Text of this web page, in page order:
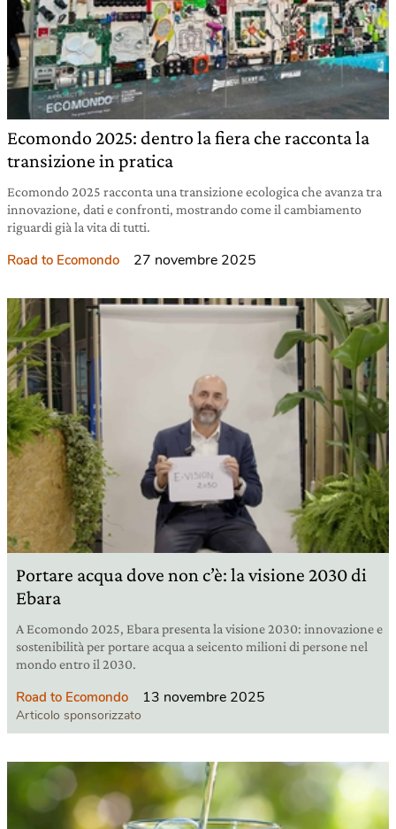
Ecomondo 2025: dentro la fiera che racconta la
transizione in pratica
Ecomondo 2025 racconta una transizione ecologica che avanza tra
innovazione, dati e confronti, mostrando come il cambiamento
riguardi già la vita di tutti.
Road to Ecomondo 27 novembre 2025
Portare acqua dove non c’è: la visione 2030 di
Ebara
A Ecomondo 2025, Ebara presenta la visione 2030: innovazione e
sostenibilità per portare acqua a seicento milioni di persone nel
mondo entro il 2030.
Road to Ecomondo 13 novembre 2025
Articolo sponsorizzato